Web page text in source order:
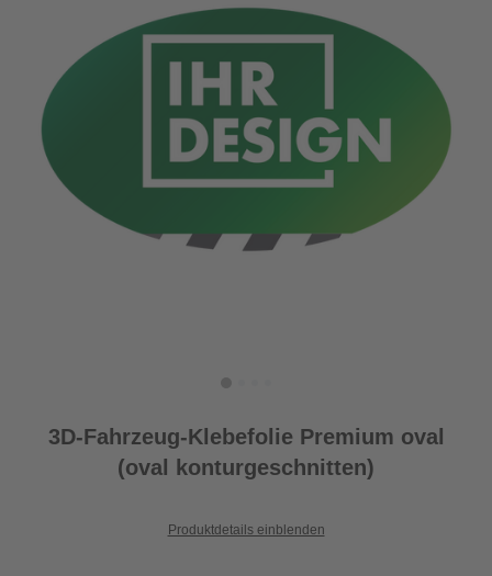
3D-Fahrzeug-Klebefolie Premium oval
(oval konturgeschnitten)
Produktdetails einblenden